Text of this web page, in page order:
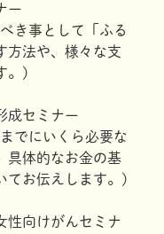
ー
き事として「ふる
方法や、様々な支
。)
成セミナー
でにいくら必要な
具体的なお金の基
てお伝えします。)
性向けがんセミナ